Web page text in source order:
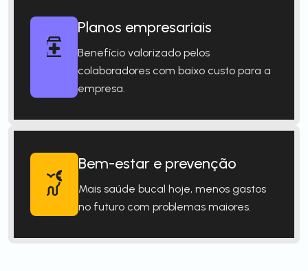
Planos empresariais
Benefício valorizado pelos
colaboradores com baixo custo para a
empresa.
Bem-estar e prevenção
Mais saúde bucal hoje, menos gastos
no futuro com problemas maiores.